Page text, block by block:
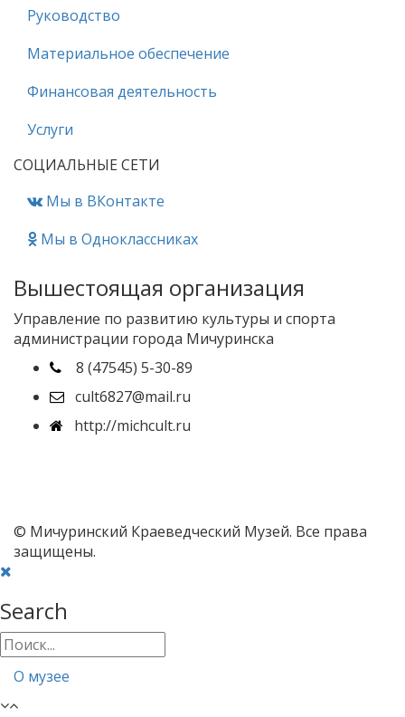
Руководство
Материальное обеспечение
Финансовая деятельность
Услуги
СОЦИАЛЬНЫЕ СЕТИ
Мы в ВКонтакте
Мы в Одноклассниках
Вышестоящая организация
Управление по развитию культуры и спорта
администрации города Мичуринска
8 (47545) 5-30-89
cult6827@mail.ru
http://michcult.ru
© Мичуринский Краеведческий Музей. Все права
защищены.
Search
О музее